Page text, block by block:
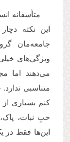
متأسفانه
این نکته
جامعه‌مان
ویژگی‌های
می‌دهند اما
متناسبی
کنم بسیاری
حبِ نبات،
این‌ها فقط